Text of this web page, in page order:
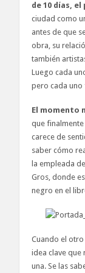
de 10 días,
ciudad como
antes de que
obra, su
también
Luego cada
pero cada uno
El momento
que
carece de
saber cómo
la empleada
Gros, donde
negro en el
Cuando el
idea clave que
una. Se las